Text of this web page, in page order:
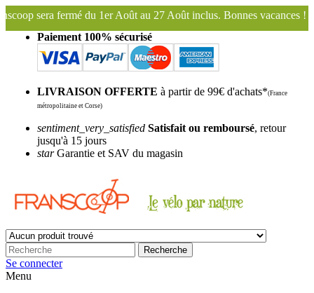
au 27 Août inclus. Bonnes vacances !
Franscoop, le plus grand
Paiement 100% sécurisé
LIVRAISON OFFERTE à partir de 99€ d'achats*(France
métropolitaine et Corse)
sentiment_very_satisfied Satisfait ou remboursé, retour
jusqu'à 15 jours
starGarantie et SAV du magasin
Recherche
Se connecter
Menu